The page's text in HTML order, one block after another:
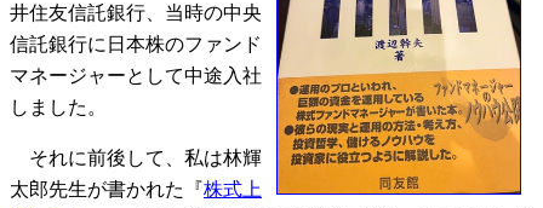
井住友信託銀行、当時の中央
信託銀行に日本株のファンド
マネージャーとして中途入社
しました。
それに前後して、私は林輝
太郎先生が書かれた『株式上